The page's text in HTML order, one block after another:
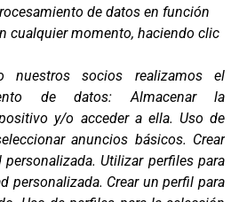
de datos en función
cualquier momento, haciendo clic
nuestros socios realizamos el
de datos:Almacenar la
y/o acceder a ella. Uso de
anuncios básicos. Crear
.Utilizar perfiles para
personalizada. Crear un perfil para